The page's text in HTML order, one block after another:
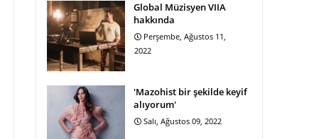
Global Müzisyen VIIA
hakkında
Perşembe, Ağustos 11,
2022
'Mazohist bir şekilde keyif
alıyorum'
Salı, Ağustos 09, 2022